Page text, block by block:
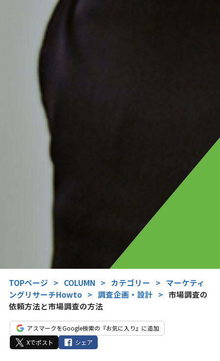
TOPページ > COLUMN > カテゴリー > マーケティ
ングリサーチHowto > 調査企画・設計 > 市場調査の
依頼方法と市場調査の方法
アスマークをGoogle検索の『お気に入り』に追加
Xでポスト
シェア